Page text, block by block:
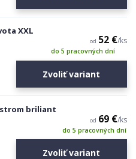
XXL
od 52 €/ks
do 5 pracovných dní
Zvoliť variant
strom briliant
od 69 €/ks
do 5 pracovných dní
Zvoliť variant